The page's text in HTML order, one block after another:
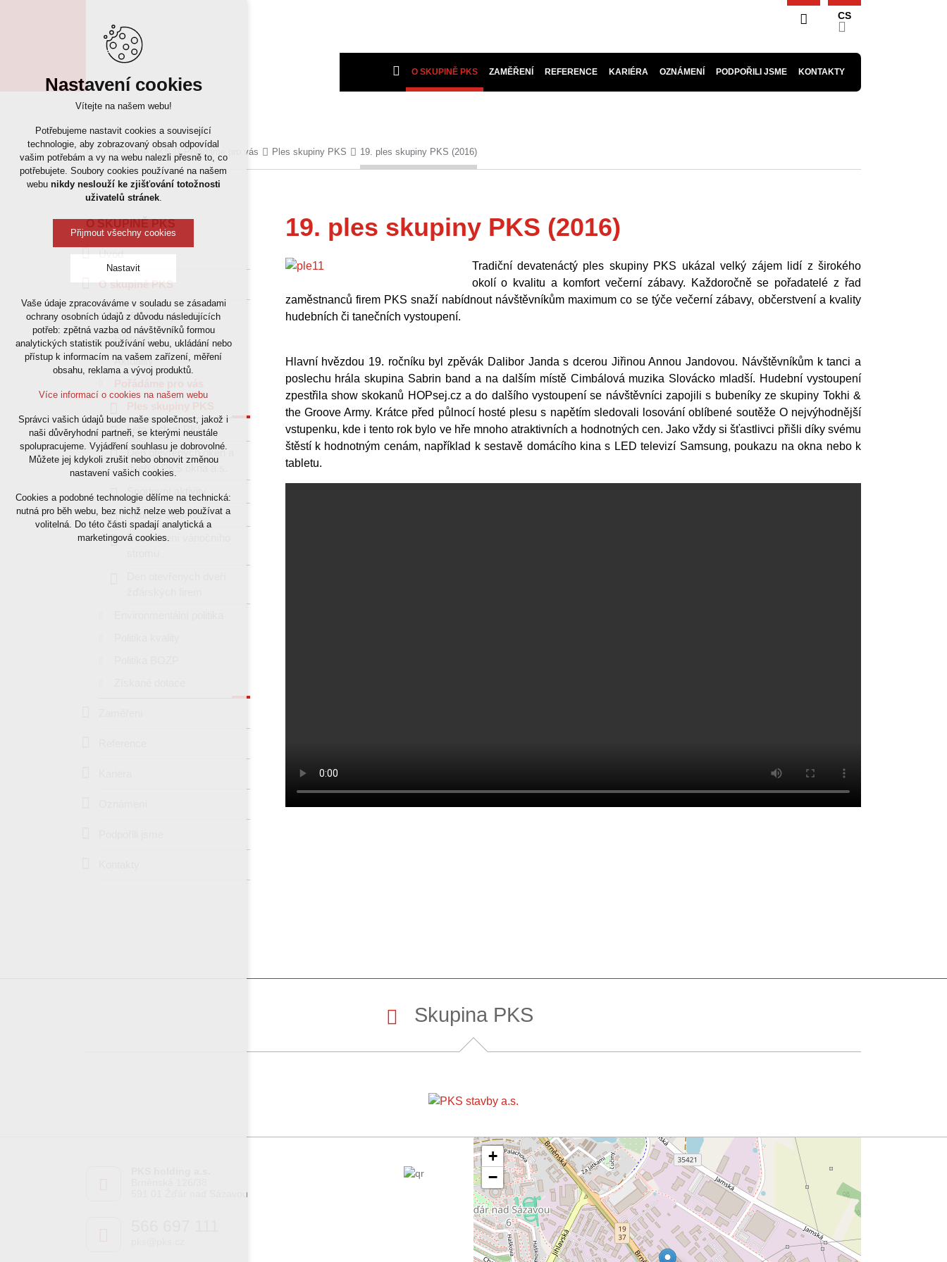
CS
O SKUPINĚ PKS ZAMĚŘENÍ REFERENCE KARIÉRA OZNÁMENÍ PODPOŘILI JSME KONTAKTY
O skupině PKS Pořádáme pro vás Ples skupiny PKS 19. ples skupiny PKS (2016)
19. ples skupiny PKS (2016)
Tradiční devatenáctý ples skupiny PKS ukázal velký zájem lidí z širokého
okolí o kvalitu a komfort večerní zábavy. Každoročně se pořadatelé z řad
zaměstnanců firem PKS snaží nabídnout návštěvníkům maximum co se týče večerní zábavy, občerstvení a kvality
hudebních či tanečních vystoupení.
Hlavní hvězdou 19. ročníku byl zpěvák Dalibor Janda s dcerou Jiřinou Annou Jandovou. Návštěvníkům k tanci a
poslechu hrála skupina Sabrin band a na dalším místě Cimbálová muzika Slovácko mladší. Hudební vystoupení
zpestřila show skokanů HOPsej.cz a do dalšího vystoupení se návštěvníci zapojili s bubeníky ze skupiny Tokhi &
the Groove Army. Krátce před půlnocí hosté plesu s napětím sledovali losování oblíbené soutěže O nejvýhodnější
vstupenku, kde i tento rok bylo ve hře mnoho atraktivních a hodnotných cen. Jako vždy si šťastlivci přišli díky svému
štěstí k hodnotným cenám, například k sestavě domácího kina s LED televizí Samsung, poukazu na okna nebo k
tabletu.
Úvod
O skupině PKS
Profil skupiny PKS
Historie
Aktuality
Léto s chutí PKS
Den otevřených oken a
dveří v PKS okna a.s.
Sportovní aktivity
Setkání seniorů
Rozsvícení vánočního
Skupina PKS
591 01 Žďár nad Sázavou
+
−
Nastavení cookies
Vítejte na našem webu!
Potřebujeme nastavit cookies a související
technologie, aby zobrazovaný obsah odpovídal
vašim potřebám a vy na webu nalezli přesně to, co
potřebujete. Soubory cookies používané na našem
webu nikdy neslouží ke zjišťování totožnosti
uživatelů stránek.
Přijmout všechny cookies
Nastavit
Technická cookies
nutná pro provozování webu
udržení kontextu stránek (session): případná
přihlášení, volby jazyka, apod.
Volitelná cookies
analytická pro anonymizované vyhodnocení
návštěvnosti
marketingová cookies (Google)
Více informací o cookies na našem webu
Přijmout všechny cookies
Vaše údaje zpracováváme v souladu se zásadami
ochrany osobních údajů z důvodu následujících
potřeb: zpětná vazba od návštěvníků formou
analytických statistik používání webu, ukládání nebo
přístup k informacím na vašem zařízení, měření
obsahu, reklama a vývoj produktů.
Více informací o cookies na našem webu
Správci vašich údajů bude naše společnost, jakož i
naši důvěryhodní partneři, se kterými neustále
spolupracujeme. Vyjádření souhlasu je dobrovolné.
Můžete jej kdykoli zrušit nebo obnovit změnou
nastavení vašich cookies.
Cookies a podobné technologie dělíme na technická:
nutná pro běh webu, bez nichž nelze web používat a
volitelná. Do této části spadají analytická a
marketingová cookies.